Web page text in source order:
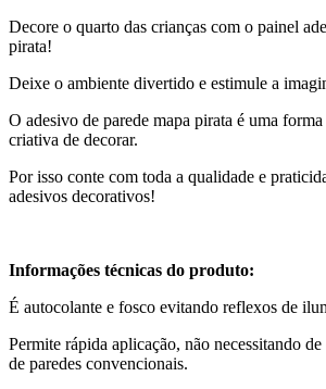
Decore o quarto das crianças com o painel
pirata!
Deixe o ambiente divertido e estimule a
O adesivo de parede mapa pirata é uma
criativa de decorar.
Por isso conte com toda a qualidade e
adesivos decorativos!
Informações técnicas do produto:
É autocolante e fosco evitando reflexos de
Permite rápida aplicação, não necessitando
de paredes convencionais.